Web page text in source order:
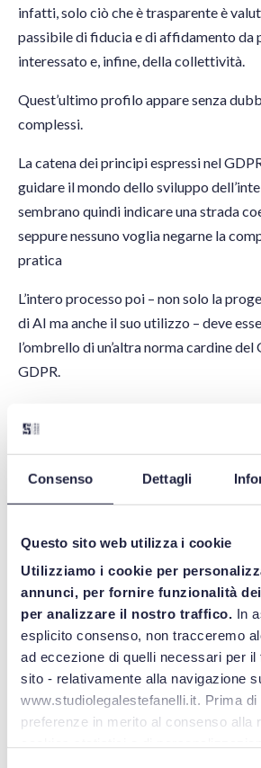
Consenso Dettagli
Questo sito web utilizza i cookie
Utilizziamo i cookie per
annunci, per fornire funzionalità
per analizzare il nostro traffico. In
esplicito consenso, non tracceremo
ad eccezione di quelli necessari per il
sito - relativamente alla navigazione
www.studiolegalestefanelli.it. Prima
preferenze in merito al consenso alla
infatti, solo ciò che è trasparente è
passibile di fiducia e di affidamento da
interessato e, infine, della collettività.
Quest’ultimo profilo appare senza
complessi.
La catena dei principi espressi nel
guidare il mondo dello sviluppo
sembrano quindi indicare una strada
seppure nessuno voglia negarne la
pratica
L’intero processo poi – non solo la
di AI ma anche il suo utilizzo – deve
l’ombrello di un’altra norma cardine del
GDPR.
design e by default
Vale a dire che titolari e innovatori,
trattamento, individuando i dati che
raggiungere tali obiettivi, stabilendo
indispensabili, nonché prevedendo il
sistema e definendo le regole di
che opera sul sistema.
Ne consegue che i concetti di privacy
default precedono ed accompagnano,
e temporali, il rispetto dei principi di
e trasparenza.